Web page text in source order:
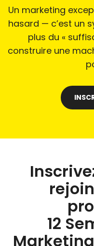
Un marketing
hasard — c’est un
plus du «
construire une
12